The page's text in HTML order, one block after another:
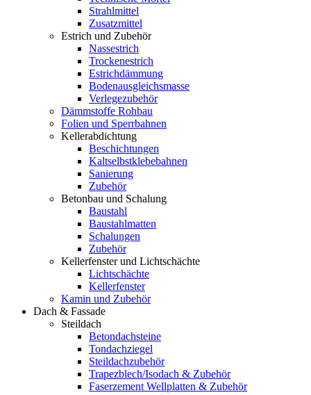
Strahlmittel
Zusatzmittel
Estrich und Zubehör
Nassestrich
Trockenestrich
Estrichdämmung
Bodenausgleichsmasse
Verlegezubehör
Dämmstoffe Rohbau
Folien und Sperrbahnen
Kellerabdichtung
Beschichtungen
Kaltselbstklebebahnen
Sanierung
Zubehör
Betonbau und Schalung
Baustahl
Baustahlmatten
Schalungen
Zubehör
Kellerfenster und Lichtschächte
Lichtschächte
Kellerfenster
Kamin und Zubehör
Dach & Fassade
Steildach
Betondachsteine
Tondachziegel
Steildachzubehör
Trapezblech/Isodach & Zubehör
Faserzement Wellplatten & Zubehör